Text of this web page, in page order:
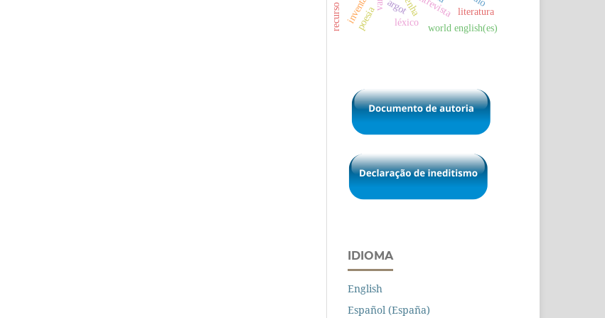
argot
léxico world english(es)
literatura
poesia
IDIOMA
English
Español (España)